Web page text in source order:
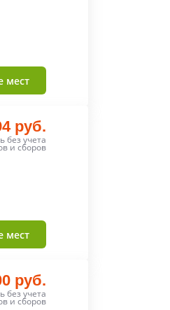
мест
руб.
без учета
и сборов
мест
руб.
без учета
и сборов